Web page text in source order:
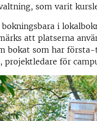
som varit
i
att platserna
bokat som har
projektledare för